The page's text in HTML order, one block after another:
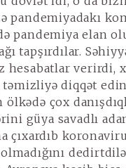
pandemiyadakı
pandemiya elan
tapşırdılar.
hesabatlar verirdi,
diqqət
çox
güya savadlı
çıxardıb